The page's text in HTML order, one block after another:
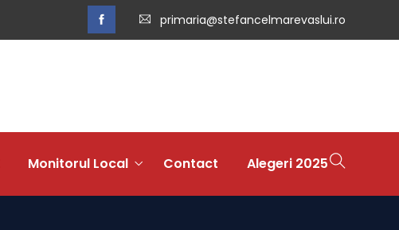
primaria@stefancelmarevaslui.ro
Monitorul Local Contact Alegeri 2025